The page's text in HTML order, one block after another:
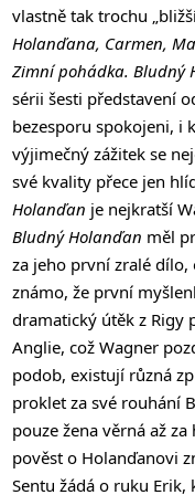
vlastně tak trochu
Holanďana, Carmen,
Zimní pohádka. Bludný
sérii šesti představení
bezesporu spokojeni, i
výjimečný zážitek se
své kvality přece jen
Holanďan je nejkratší
Bludný Holanďan měl
za jeho první zralé
známo, že první
dramatický útěk z
Anglie, což Wagner
podob, existují různá
proklet za své rouhání
pouze žena věrná až
pověst o Holanďanovi
Sentu žádá o ruku Erik,